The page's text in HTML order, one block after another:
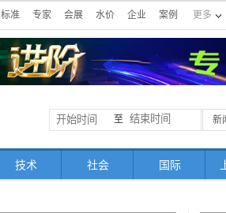
标准 专家 会展 水价 企业 案例 更多
至 新
技术 社会 国际